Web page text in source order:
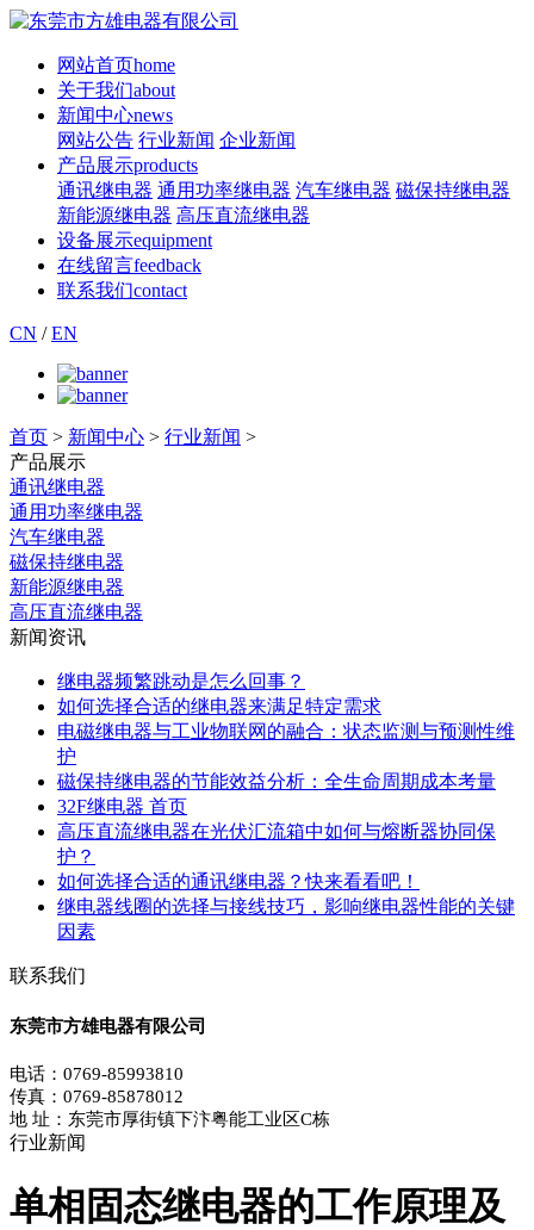
网站首页home
关于我们about
新闻中心news
网站公告 行业新闻 企业新闻
产品展示products
通讯继电器 通用功率继电器 汽车继电器 磁保持继电器
新能源继电器 高压直流继电器
设备展示equipment
在线留言feedback
联系我们contact
CN /EN
首页 > 新闻中心 > 行业新闻 >
产品展示
通讯继电器
通用功率继电器
汽车继电器
磁保持继电器
新能源继电器
高压直流继电器
新闻资讯
继电器频繁跳动是怎么回事？
如何选择合适的继电器来满足特定需求
电磁继电器与工业物联网的融合：状态监测与预测性维
护
磁保持继电器的节能效益分析：全生命周期成本考量
32F继电器 首页
高压直流继电器在光伏汇流箱中如何与熔断器协同保
护？
如何选择合适的通讯继电器？快来看看吧！
继电器线圈的选择与接线技巧，影响继电器性能的关键
因素
联系我们
东莞市方雄电器有限公司
电话：0769-85993810
传真：0769-85878012
地 址：东莞市厚街镇下汴粤能工业区C栋
行业新闻
单相固态继电器的工作原理及